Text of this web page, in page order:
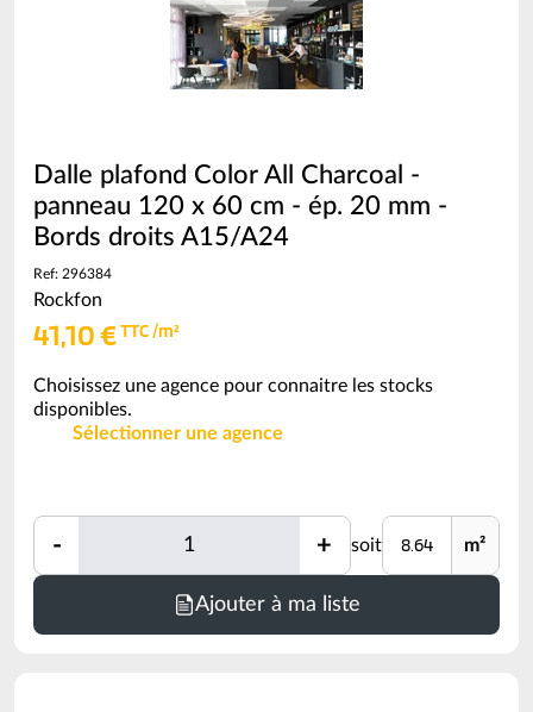
conditionnement)
Dalle plafond Color All Charcoal -
panneau 120 x 60 cm - ép. 20 mm -
Bords droits A15/A24
Ref: 296384
Rockfon
41,10 €TTC /m²
Choisissez une agence pour connaitre les stocks
disponibles.
Sélectionner une agence
- Quantité + soit Unité m²
Ajouter à ma liste
Minimum